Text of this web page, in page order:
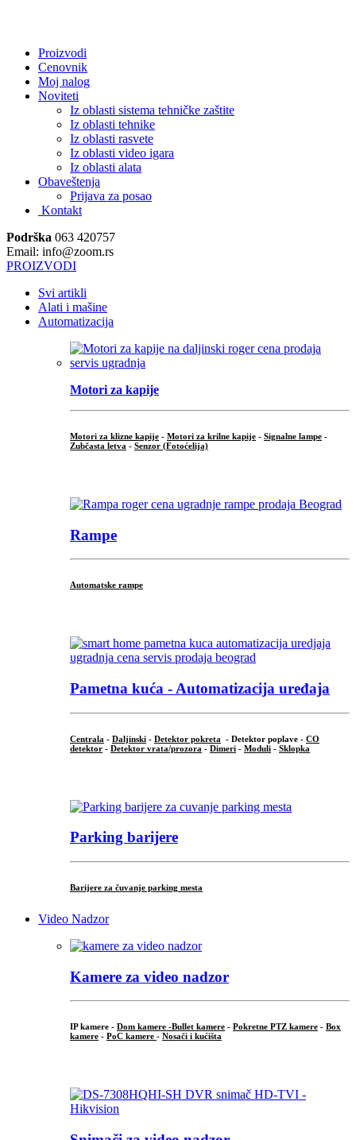
Proizvodi
Cenovnik
Moj nalog
Noviteti
Iz oblasti sistema tehničke zaštite
Iz oblasti tehnike
Iz oblasti rasvete
Iz oblasti video igara
Iz oblasti alata
Obaveštenja
Prijava za posao
Kontakt
Podrška 063 420757
Email: info@zoom.rs
PROIZVODI
Svi artikli
Alati i mašine
Automatizacija
Motori za kapije
Motori za klizne kapije - Motori za krilne kapije - Signalne lampe -
Zubčasta letva - Senzor (Fotoćelija)
Rampe
Automatske rampe
Pametna kuća - Automatizacija uređaja
Centrala - Daljinski - Detektor pokreta - Detektor poplave - CO
detektor - Detektor vrata/prozora - Dimeri - Moduli - Sklopka
Parking barijere
Barijere za čuvanje parking mesta
Video Nadzor
Kamere za video nadzor
IP kamere - Dom kamere -Bullet kamere - Pokretne PTZ kamere - Box
kamere - PoC kamere - Nosači i kućišta